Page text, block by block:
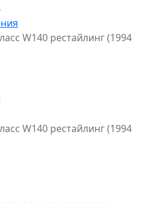
W140 рестайлинг (1994
W140 рестайлинг (1994